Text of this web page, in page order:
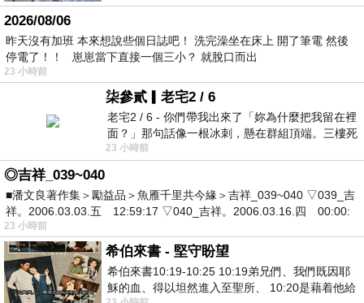
2026/08/06
昨天沒有加班 本來想說些個日誌吧！ 洗完澡坐在床上 開了筆電 然後
停電了！！ 崽崽當下直接一個三小？ 就脫口而出
23 小時前
柒參貳▎老宅2 / 6
老宅2 / 6 - 你們帶我出來了「妳為什麼把我留在裡
面？」那句話像一根冰刺，懸在群組頂端。三樓死
死盯著照片裡的人。那個人確實站在
23 小時前
◎吉祥_039~040
■潘文良著作集＞勵益品＞魚雁千里共今緣＞吉祥_039~040 ▽039_吉
祥。2006.03.03.五 12:59:17 ▽040_吉祥。2006.03.16.四 00:00:
23 小時前
希伯來書 - 堅守盼望
希伯來書10:19-10:25 10:19弟兄們、我們既因耶
穌的血、得以坦然進入至聖所、 10:20是藉着他給